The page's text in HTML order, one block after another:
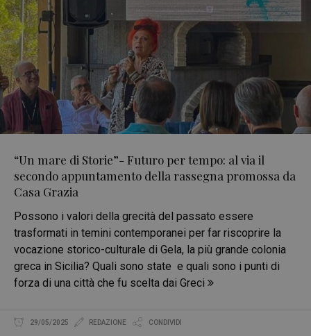
“Un mare di Storie”- Futuro per tempo: al via il
secondo appuntamento della rassegna promossa da
Casa Grazia
Possono i valori della grecità del passato essere
trasformati in temini contemporanei per far riscoprire la
vocazione storico-culturale di Gela, la più grande colonia
greca in Sicilia? Quali sono state e quali sono i punti di
forza di una città che fu scelta dai Greci
29/05/2025 REDAZIONE CONDIVIDI